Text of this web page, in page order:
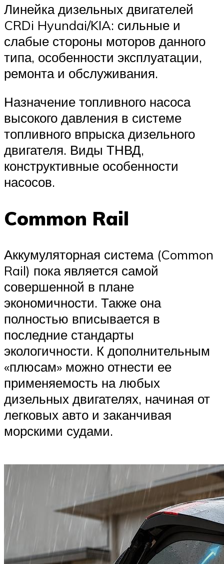
Линейка дизельных двигателей
CRDi Hyundai/KIA: сильные и
слабые стороны моторов данного
типа, особенности эксплуатации,
ремонта и обслуживания.
Назначение топливного насоса
высокого давления в системе
топливного впрыска дизельного
двигателя. Виды ТНВД,
конструктивные особенности
насосов.
Common Rail
Аккумуляторная система (Common
Rail) пока является самой
совершенной в плане
экономичности. Также она
полностью вписывается в
последние стандарты
экологичности. К дополнительным
«плюсам» можно отнести ее
применяемость на любых
дизельных двигателях, начиная от
легковых авто и заканчивая
морскими судами.